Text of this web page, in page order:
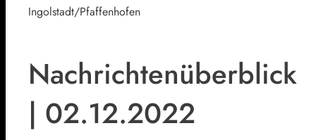
Ingolstadt/Pfaffenhofen
Nachrichtenüberblick
| 02.12.2022